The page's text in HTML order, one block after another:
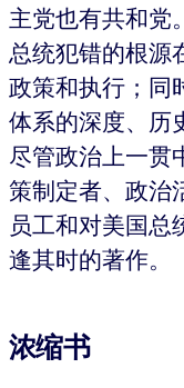
主党也有共和党
总统犯错的根源
政策和执行；同
体系的深度、历
尽管政治上一贯
策制定者、政治
员工和对美国总
逢其时的著作。
浓缩书